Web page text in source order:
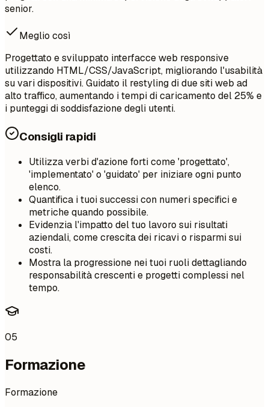
senior.
Meglio così
Progettato e sviluppato interfacce web responsive
utilizzando HTML/CSS/JavaScript, migliorando l'usabilità
su vari dispositivi. Guidato il restyling di due siti web ad
alto traffico, aumentando i tempi di caricamento del 25% e
i punteggi di soddisfazione degli utenti.
Consigli rapidi
Utilizza verbi d'azione forti come 'progettato',
'implementato' o 'guidato' per iniziare ogni punto
elenco.
Quantifica i tuoi successi con numeri specifici e
metriche quando possibile.
Evidenzia l'impatto del tuo lavoro sui risultati
aziendali, come crescita dei ricavi o risparmi sui
costi.
Mostra la progressione nei tuoi ruoli dettagliando
responsabilità crescenti e progetti complessi nel
tempo.
05
Formazione
Formazione